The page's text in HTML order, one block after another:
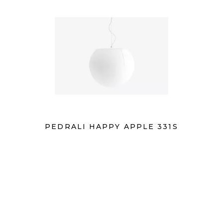
PEDRALI HAPPY APPLE 331S